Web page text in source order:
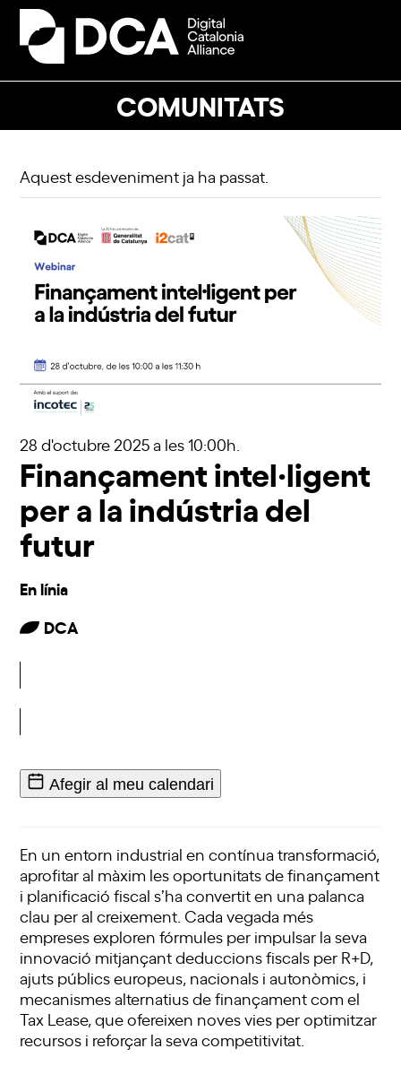
Skip
content
COMUNITATS
Open
mobile
Close
mobile
Aquest esdeveniment ja ha passat.
28 d'octubre 2025a les 10:00h.
Finançament intel·ligent
per a la indústria del
futur
En línia
DCA
Afegir al meu calendari
En un entorn industrial en contínua transformació,
aprofitar al màxim les oportunitats de finançament
i planificació fiscal s’ha convertit en una palanca
clau per al creixement. Cada vegada més
empreses exploren fórmules per impulsar la seva
innovació mitjançant deduccions fiscals per R+D,
ajuts públics europeus, nacionals i autonòmics, i
mecanismes alternatius de finançament com el
Tax Lease, que ofereixen noves vies per optimitzar
recursos i reforçar la seva competitivitat.